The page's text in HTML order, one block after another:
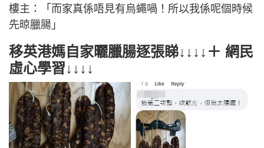
樓主：「而家真係唔見有烏蠅喎！所以我係呢個時候
先晾臘腸」
移英港媽自家曬臘腸逐張睇↓↓↓↓＋ 網民
虛心學習↓↓↓↓